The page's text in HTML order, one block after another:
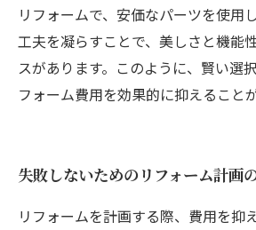
リフォームで、安価なパーツを使用
工夫を凝らすことで、美しさと機能
スがあります。このように、賢い選
フォーム費用を効果的に抑えること
失敗しないためのリフォーム計画
リフォームを計画する際、費用を抑